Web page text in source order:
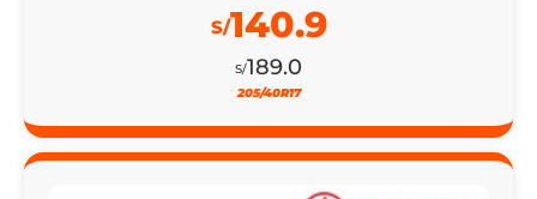
S/189.0
S/140.9
205/40R17